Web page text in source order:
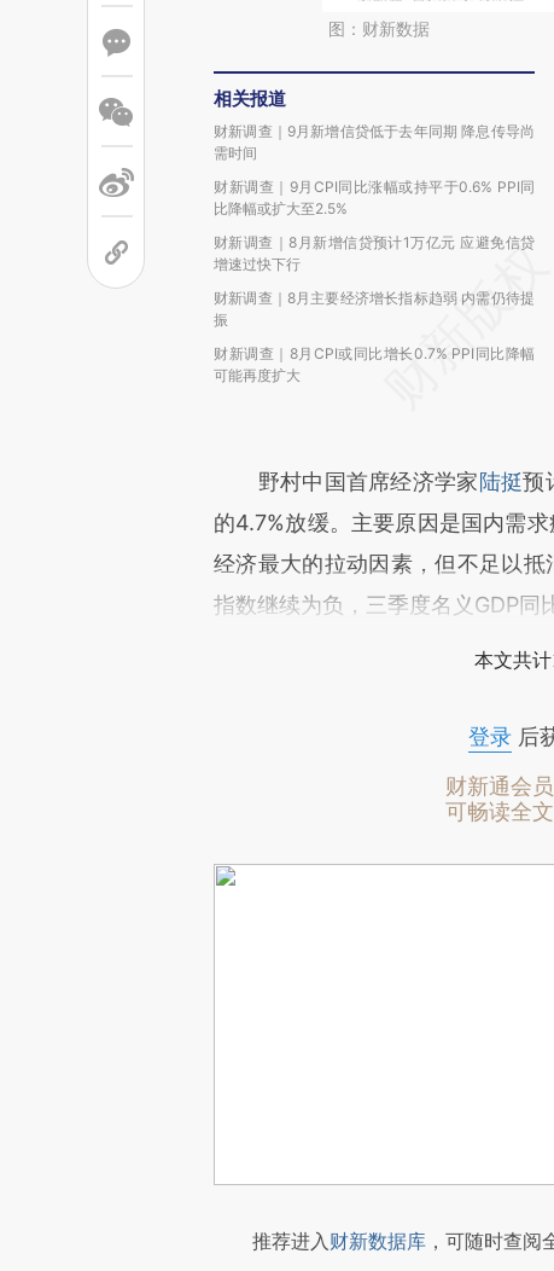
图：财新数据
相关报道
财新调查｜9月新增信贷低于去年同期 降息传导尚
需时间
财新调查｜9月CPI同比涨幅或持平于0.6% PPI同
比降幅或扩大至2.5%
财新调查｜8月新增信贷预计1万亿元 应避免信贷
增速过快下行
财新调查｜8月主要经济增长指标趋弱 内需仍待提
振
财新调查｜8月CPI或同比增长0.7% PPI同比降幅
可能再度扩大
野村中国首席经济学家陆挺预
的4.7%放缓。主要原因是国内需
经济最大的拉动因素，但不足以
指数继续为负，三季度名义GDP同
本文共
登录后
财新通会员
可畅读全文
推荐进入财新数据库 ，可随时查阅